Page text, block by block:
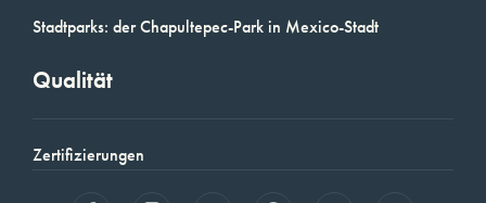
Stadtparks: der Chapultepec-Park in Mexico-Stadt
Qualität
Zertifizierungen